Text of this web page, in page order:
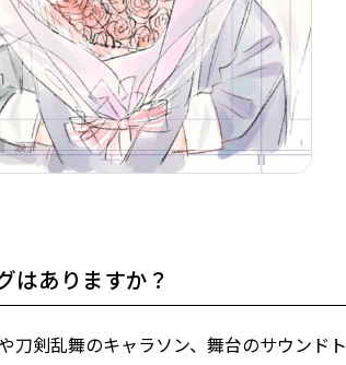
はありますか？
刀剣乱舞のキャラソン、舞台のサウンド